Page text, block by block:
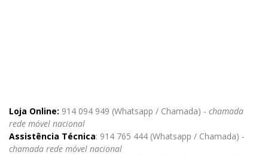
Loja Online: 914 094 949 (Whatsapp / Chamada) - chamada
rede móvel nacional
Assistência Técnica: 914 765 444 (Whatsapp / Chamada) -
chamada rede móvel nacional